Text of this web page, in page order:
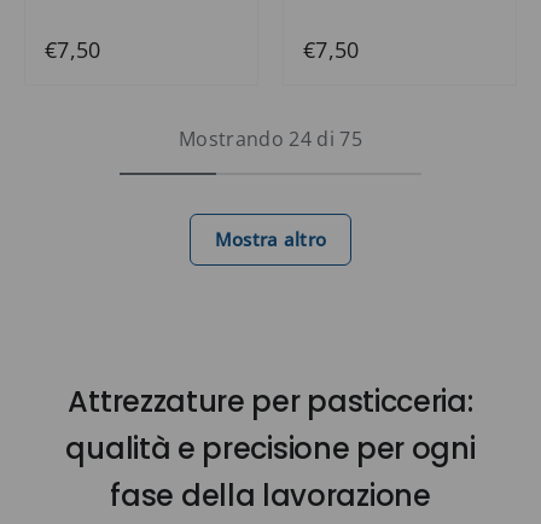
€7,50 €7,50
Mostrando 24 di 75
Mostra altro
Attrezzature per pasticceria:
qualità e precisione per ogni
fase della lavorazione